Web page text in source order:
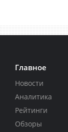
Главное
Новости
Аналитика
Рейтинги
Обзоры